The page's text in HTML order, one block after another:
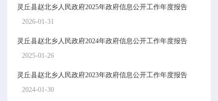
灵丘县赵北乡人民政府2025年政府信息公开工作年度报告
2026-01-31
灵丘县赵北乡人民政府2024年政府信息公开工作年度报告
2025-01-26
灵丘县赵北乡人民政府2023年政府信息公开工作年度报告
2024-01-30